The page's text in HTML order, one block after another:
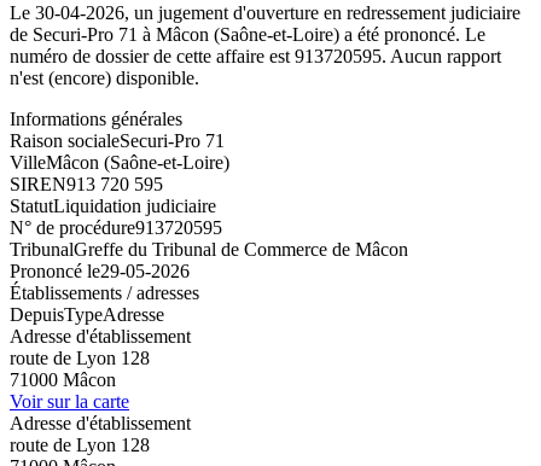
Le 30-04-2026, un jugement d'ouverture en redressement judiciaire
de Securi-Pro 71 à Mâcon (Saône-et-Loire) a été prononcé. Le
numéro de dossier de cette affaire est 913720595. Aucun rapport
n'est (encore) disponible.
Informations générales
Raison socialeSecuri-Pro 71
VilleMâcon (Saône-et-Loire)
SIREN913 720 595
StatutLiquidation judiciaire
N° de procédure913720595
TribunalGreffe du Tribunal de Commerce de Mâcon
Prononcé le29-05-2026
Établissements / adresses
DepuisTypeAdresse
Adresse d'établissement
route de Lyon 128
71000 Mâcon
Voir sur la carte
Adresse d'établissement
route de Lyon 128